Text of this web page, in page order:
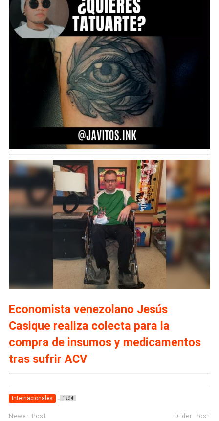
Economista venezolano Jesús
Casique realiza colecta para la
compra de insumos y medicamentos
tras sufrir ACV
Internacionales 1294
Newer Post Older Post